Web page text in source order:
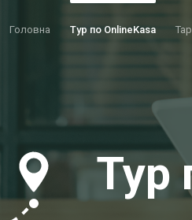
Головна Тур по OnlineKasa
Тур